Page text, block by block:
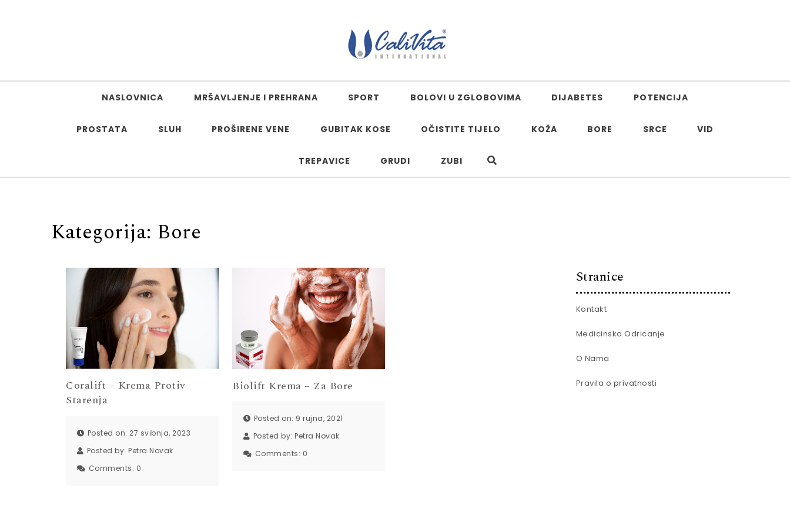
NASLOVNICA MRŠAVLJENJE I PREHRANA SPORT BOLOVI U ZGLOBOVIMA DIJABETES POTENCIJA
PROSTATA SLUH PROŠIRENE VENE GUBITAK KOSE OČISTITE TIJELO KOŽA BORE SRCE VID
TREPAVICE GRUDI ZUBI
Kategorija: Bore
Coralift – Krema Protiv
Starenja
Posted on: 27 svibnja, 2023
Posted by: Petra Novak
Comments: 0
Biolift Krema – Za Bore
Posted on: 9 rujna, 2021
Posted by:Petra Novak
Comments: 0
Stranice
Kontakt
Medicinsko Odricanje
O Nama
Pravila o privatnosti